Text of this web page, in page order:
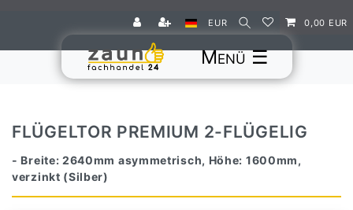
EUR 0,00 EUR
☰
FLÜGELTOR PREMIUM 2-FLÜGELIG
- Breite: 2640mm asymmetrisch, Höhe: 1600mm,
verzinkt (Silber)